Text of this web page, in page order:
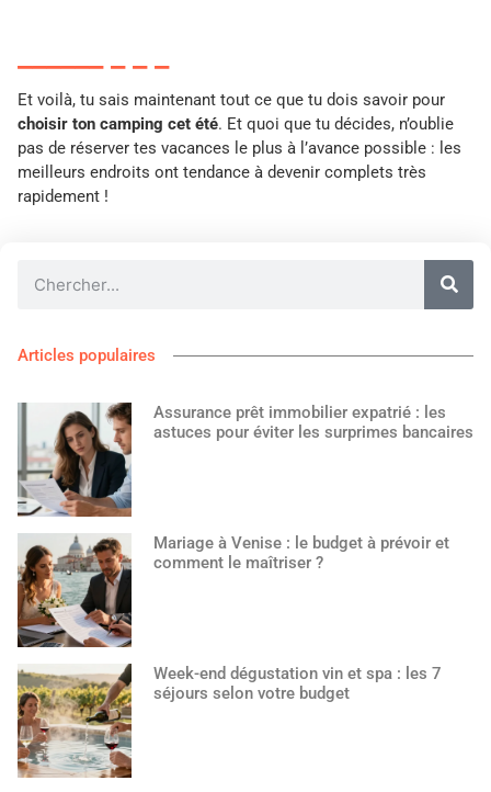
Et voilà, tu sais maintenant tout ce que tu dois savoir pour
choisir ton camping cet été. Et quoi que tu décides, n’oublie
pas de réserver tes vacances le plus à l’avance possible : les
meilleurs endroits ont tendance à devenir complets très
rapidement !
Articles populaires
Assurance prêt immobilier expatrié : les
astuces pour éviter les surprimes bancaires
Mariage à Venise : le budget à prévoir et
comment le maîtriser ?
Week-end dégustation vin et spa : les 7
séjours selon votre budget